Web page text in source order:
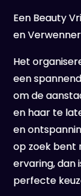
Een Beauty
en
Het
een
om de
en haar te
en
op zoek bent
ervaring, dan
perfecte